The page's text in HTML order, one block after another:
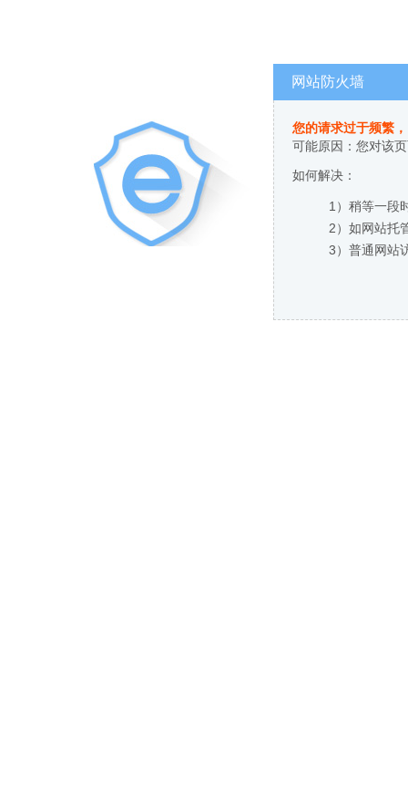
网站防火墙
您的请求过于频繁
可能原因：您对该
如何解决：
1）稍等一段
2）如网站托
3）普通网站